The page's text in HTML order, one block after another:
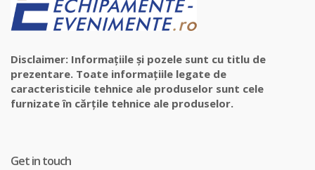
Disclaimer: Informațiile și pozele sunt cu titlu de
prezentare. Toate informațiile legate de
caracteristicile tehnice ale produselor sunt cele
furnizate în cărțile tehnice ale produselor.
Get in touch